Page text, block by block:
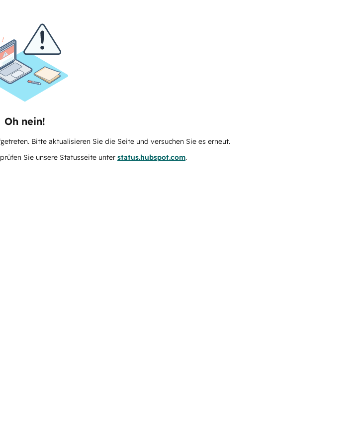
Oh nein!
Bitte aktualisieren Sie die Seite und versuchen Sie es erneut.
Sie unsere Statusseite unter status.hubspot.com.